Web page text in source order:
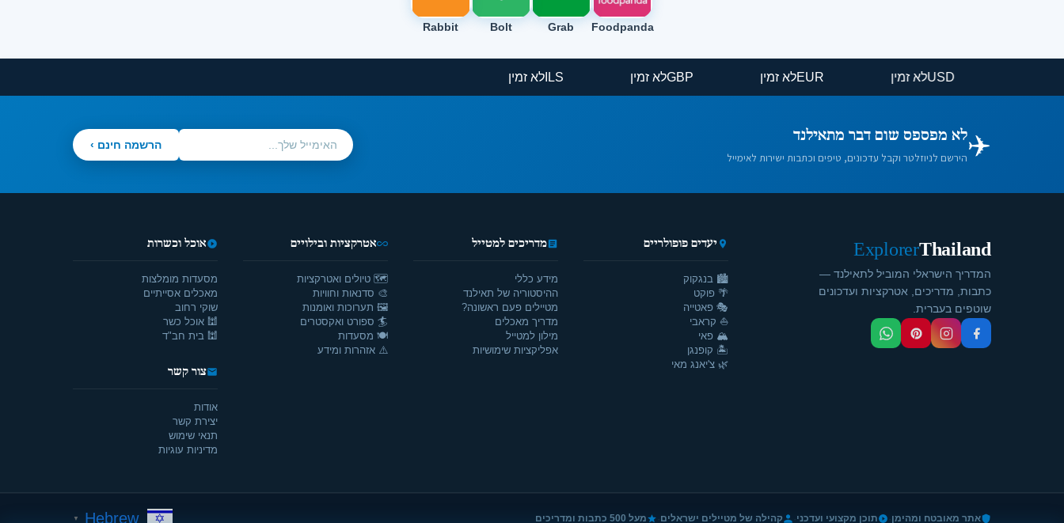
Foodpanda
Grab
Bolt
Rabbit
USD
EUR
GBP
ILS
✈️לא מפספס שום דבר מתאילנד
הירשם לניוזלטר וקבל עדכונים, טיפים וכתבות ישירות לאימייל
הרשמה חינם ›
Thailand
Explorer
המדריך הישראלי המוביל לתאילנד —
כתבות, מדריכים, אטרקציות ועדכונים
שוטפים בעברית.
יעדים פופולריים
🏙️ בנגקוק
🌴 פוקט
🎭 פאטייה
⛵ קראבי
🏔️ פאי
🏝️ קופנגן
🌿 צ'יאנג מאי
מדריכים למטייל
מידע כללי
ההיסטוריה של תאילנד
מטיילים פעם ראשונה?
מדריך מאכלים
מילון למטייל
אפליקציות שימושיות
אטרקציות ובילויים
🗺️ טיולים ואטרקציות
🎨 סדנאות וחוויות
🖼️ תערוכות ואומנות
🏄 ספורט ואקסטרים
🍽️ מסעדות
⚠️ אזהרות ומידע
אוכל וכשרות
מסעדות מומלצות
מאכלים אסייתיים
שוקי רחוב
🕍 אוכל כשר
🕍 בית חב"ד
צור קשר
אודות
יצירת קשר
תנאי שימוש
מדיניות עוגיות
אתר מאובטח ומהימן תוכן מקצועי ועדכני קהילה של מטיילים ישראלים מעל 500 כתבות ומדריכים Hebrew
▼